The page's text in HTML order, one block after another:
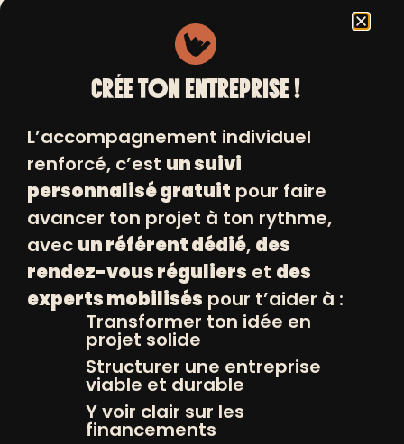
création de leur entreprise ou
l’accès à un emploi durable ;
Sensibiliseraux enjeux de l’inclusion
lutter contre les discriminations ;
Mobiliserdes fonds pour soutenir
nos actions d’accompagnement ;
Promouvoirl’entrepreneuriat dans
les quartiers populaires ;
Construireune société plus juste et
solidaire.
Positiv propose de nombreuses
opportunités de bénévolat et
d’engagement.Vous pouvez nous
CRÉE TON ENTREPRISE !
L’accompagnement individuel
renforcé, c’est un suivi
personnalisé gratuit pour faire
avancer ton projet à ton rythme,
avec un référent dédié, des
rendez-vous réguliers et des
experts mobilisés pour t’aider à :
Transformer ton idée en
projet solide
Structurer une entreprise
viable et durable
Y voir clair sur les
financements